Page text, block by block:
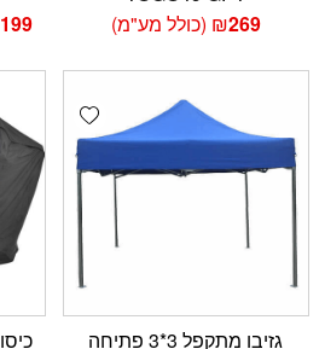
₪269 (כולל מע"מ) 199
Add wishlist
גזיבו מתקפל 3*3 פתיחה